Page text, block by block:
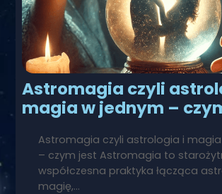
Astromagia czyli
magia w jednym –
Astromagia czyli astrologia i
– czym jest Astromagia to
współczesna praktyka łącząca
magię,…